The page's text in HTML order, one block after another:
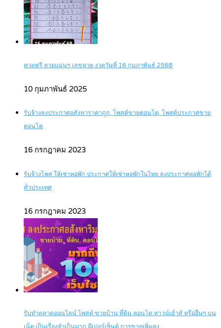
หวยฟรี หวยแม่นๆ เลขหวย งวดวันที่ 16 กุมภาพันธ์ 2568
10 กุมภาพันธ์ 2025
รับจ้างลงประกาศอสังหาราคาถูก, โพสต์ขายคอนโด, โพสต์ประกาศขาย
คอนโด
16 กรกฎาคม 2023
รับจ้างโพส ให้เช่าหอพัก ประกาศให้เช่าหอพักในไทย ลงประกาศหอพักได้
ทั่วประเทศ
16 กรกฎาคม 2023
รับทำตลาดออนไลน์ โพสต์ ขายบ้าน ที่ดิน คอนโด ทาวน์เฮ้าส์ หรืออื่นๆ บน